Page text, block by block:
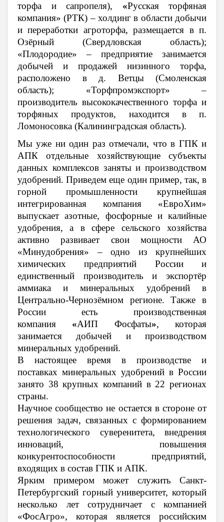
торфа и сапропеля), «Русская торфяная
компания» (РТК) – холдинг в области добычи
и переработки агроторфа, размещается в п.
Озёрный (Свердловская область);
«Плодородие» – предприятие занимается
добычей и продажей низинного торфа,
расположено в д. Ветцы (Смоленская
область); «Торфпромэкспорт» –
производитель высококачественного торфа и
торфяных продуктов, находится в п.
Ломоносовка (Калининградская область).
Мы уже ни один раз отмечали, что в ГПК и
АПК отдельные хозяйствующие субъекты
данных комплексов заняты и производством
удобрений. Приведем еще один пример, так, в
горной промышленности крупнейшая
интегрированная компания «ЕвроХим»
выпускает азотные, фосфорные и калийные
удобрения, а в сфере сельского хозяйства
активно развивает свои мощности АО
«Минудобрения» – одно из крупнейших
химических предприятий России и
единственный производитель и экспортёр
аммиака и минеральных удобрений в
Центрально-Чернозёмном регионе. Также в
России есть производственная
компания «АИП Фосфаты», которая
занимается добычей и производством
минеральных удобрений.
В настоящее время в производстве и
поставках минеральных удобрений в России
занято 38 крупных компаний в 22 регионах
страны.
Научное сообщество не остается в стороне от
решения задач, связанных с формированием
технологического суверенитета, внедрения
инноваций, повышения
конкурентоспособности предприятий,
входящих в состав ГПК и АПК.
Ярким примером может служить Санкт-
Петербургский горный университет, который
несколько лет сотрудничает с компанией
«ФосАгро», которая является российским